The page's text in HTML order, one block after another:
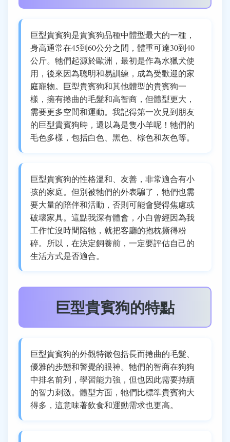
巨型貴賓狗是貴賓狗品種中體型最大的一種，
身高通常在45到60公分之間，體重可達30到40
公斤。牠們起源於歐洲，最初是作為水獵犬使
用，後來因為聰明和易訓練，成為受歡迎的家
庭寵物。巨型貴賓狗和其他體型的貴賓狗一
樣，擁有捲曲的毛髮和高智商，但體型更大，
需要更多空間和運動。我記得第一次見到朋友
的巨型貴賓狗時，還以為是隻小羊呢！牠們的
毛色多樣，包括白色、黑色、棕色和灰色等。
巨型貴賓狗的性格溫和、友善，非常適合有小
孩的家庭。但別被牠們的外表騙了，牠們也需
要大量的陪伴和活動，否則可能會變得焦慮或
破壞家具。這點我深有體會，小白曾經因為我
工作忙沒時間陪牠，就把客廳的抱枕撕得粉
碎。所以，在決定飼養前，一定要評估自己的
生活方式是否適合。
巨型貴賓狗的特點
巨型貴賓狗的外觀特徵包括長而捲曲的毛髮、
優雅的步態和警覺的眼神。牠們的智商在狗狗
中排名前列，學習能力強，但也因此需要持續
的智力刺激。體型方面，牠們比標準貴賓狗大
得多，這意味著飲食和運動需求也更高。